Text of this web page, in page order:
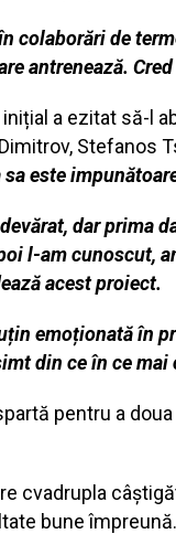
colaborări de
antrenează.
a ezitat să-l
Stefanos
este
dar prima
l-am cunoscut,
acest proiect.
emoționată în
din ce în ce mai
pentru a
cvadrupla
bune împreună.